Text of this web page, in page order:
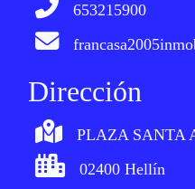
653215900
Dirección
PLAZA SANTA
02400 Hellín